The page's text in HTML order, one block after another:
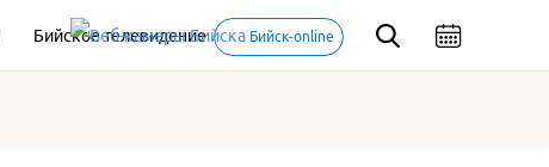
Бийское телевидение Бийск-online